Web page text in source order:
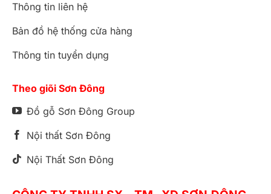
Thông tin liên hệ
Bản đồ hệ thống cửa hàng
Thông tin tuyển dụng
Theo giõi Sơn Đông
Đồ gỗ Sơn Đông Group
Nội thất Sơn Đông
Nội Thất Sơn Đông